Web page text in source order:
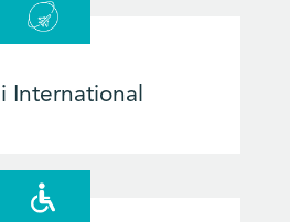
International